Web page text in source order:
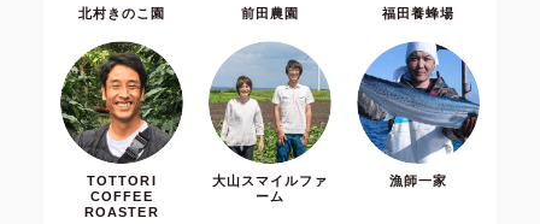
北村きのこ園 前田農園 福田養蜂場
TOTTORI
COFFEE
ROASTER
大山スマイルファ
ーム
漁師一家